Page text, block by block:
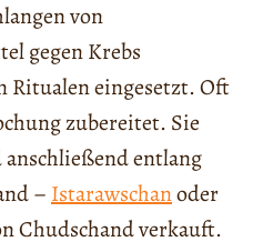
von
gegen Krebs
Ritualen eingesetzt. Oft
zubereitet. Sie
entlang
– Istarawschanoder
Chudschand verkauft.